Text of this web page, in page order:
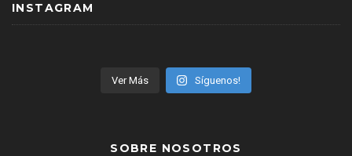
INSTAGRAM
Ver Más Síguenos!
SOBRE NOSOTROS